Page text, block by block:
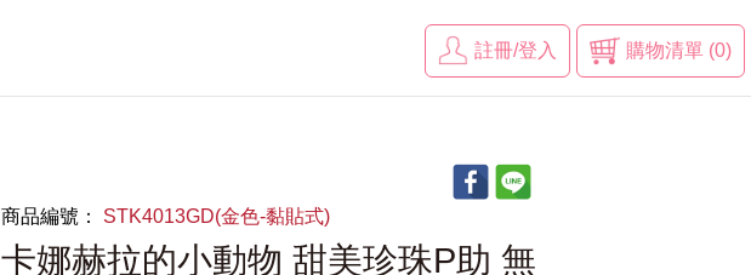
購物清單 (0)
註冊/登入
商品編號： STK4013GD(金色-黏貼式)
卡娜赫拉的小動物 甜美珍珠P助 無